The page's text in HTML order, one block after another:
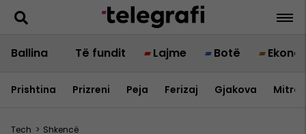
Ballina Të fundit Lajme Botë
Prishtina Prizreni Peja Ferizaj Gjakova
Tech > Shkencë